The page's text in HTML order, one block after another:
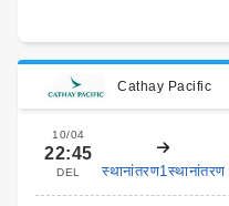
Cathay Pacific
10/04
22:45
DEL स्थानांतरण1स्थानांतरण